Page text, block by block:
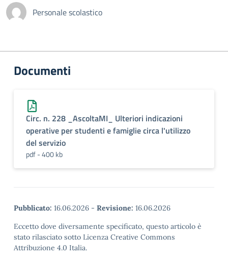
Personale scolastico
Documenti
Circ. n. 228 _AscoltaMI_ Ulteriori indicazioni
operative per studenti e famiglie circa l'utilizzo
del servizio
pdf - 400 kb
Pubblicato: 16.06.2026 - Revisione: 16.06.2026
Eccetto dove diversamente specificato, questo articolo è
stato rilasciato sotto Licenza Creative Commons
Attribuzione 4.0 Italia.